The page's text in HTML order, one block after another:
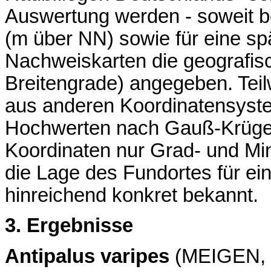
Auswertung werden - soweit
(m über NN) sowie für eine
Nachweiskarten die
Breitengrade) angegeben.
aus anderen
Hochwerten nach Gauß-
Koordinaten nur Grad- und
die Lage des Fundortes für
hinreichend konkret bekannt.
3. Ergebnisse
Antipalus varipes